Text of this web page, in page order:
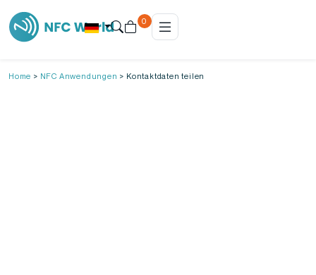
0
Home > NFC Anwendungen > Kontaktdaten teilen